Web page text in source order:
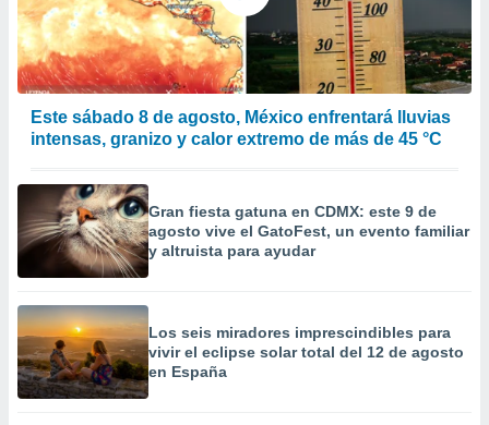
Este sábado 8 de agosto, México enfrentará lluvias
intensas, granizo y calor extremo de más de 45 °C
Gran fiesta gatuna en CDMX: este 9 de
agosto vive el GatoFest, un evento familiar
y altruista para ayudar
Los seis miradores imprescindibles para
vivir el eclipse solar total del 12 de agosto
en España